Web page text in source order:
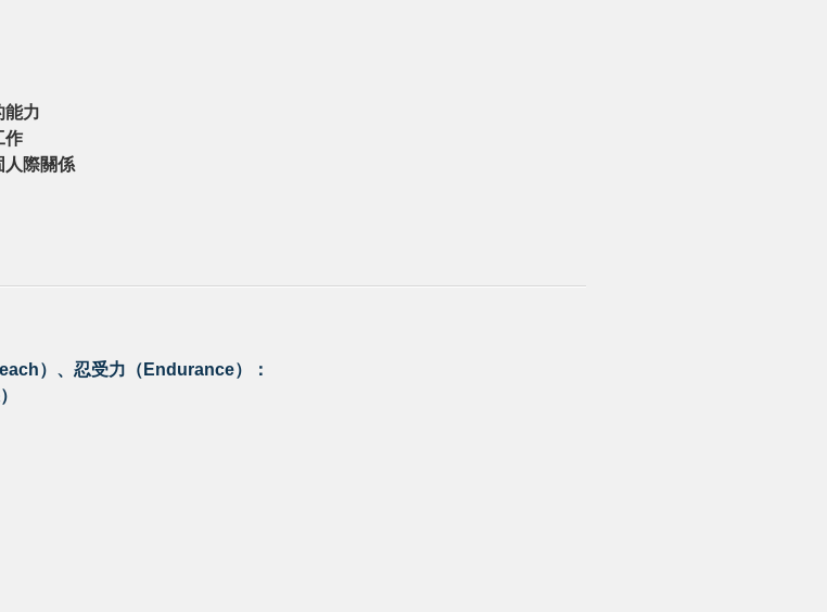
能力
作
人際關係
）、忍受力（Endurance）：